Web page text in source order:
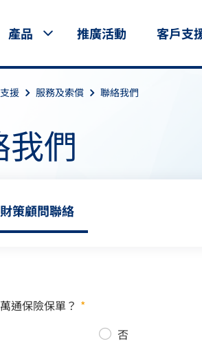
產品 推廣活動 客戶支
援 服務及索償 聯絡我們
我們
策顧問聯絡
通保險保單？ *
否